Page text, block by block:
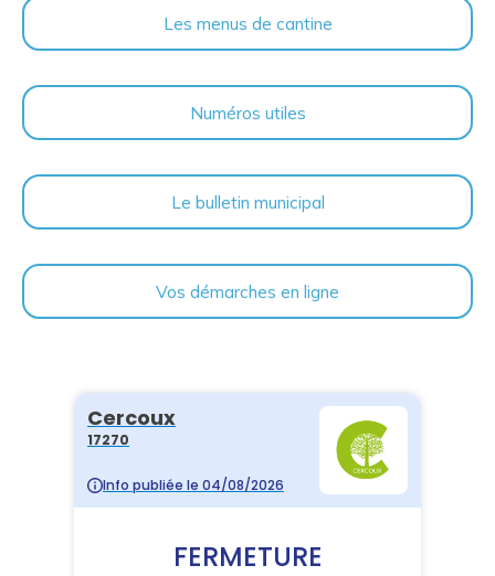
Les menus de cantine
Numéros utiles
Le bulletin municipal
Vos démarches en ligne